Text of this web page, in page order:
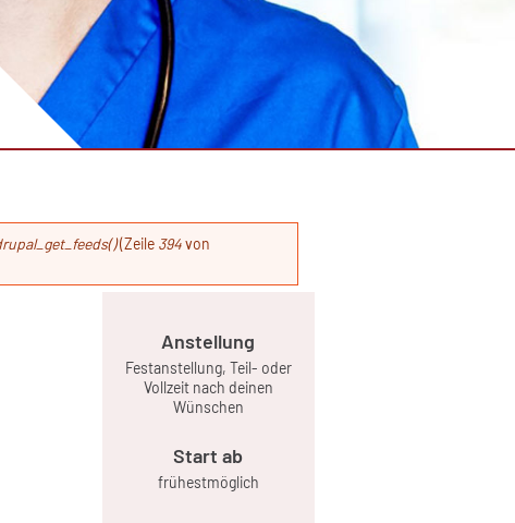
(Zeile 394von
Anstellung
Festanstellung, Teil- oder
Vollzeit nach deinen
Wünschen
Start ab
frühestmöglich